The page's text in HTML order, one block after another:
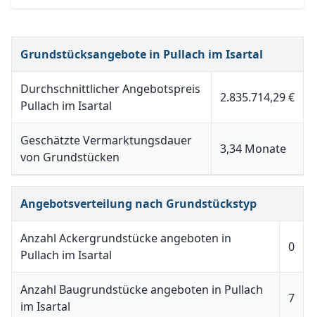
Grundstücksangebote in Pullach im Isartal
Durchschnittlicher Angebotspreis
Pullach im Isartal
2.835.714,29 €
Geschätzte Vermarktungsdauer
von Grundstücken
3,34 Monate
Angebotsverteilung nach Grundstückstyp
Anzahl Ackergrundstücke angeboten in
Pullach im Isartal
0
Anzahl Baugrundstücke angeboten in Pullach
im Isartal
7